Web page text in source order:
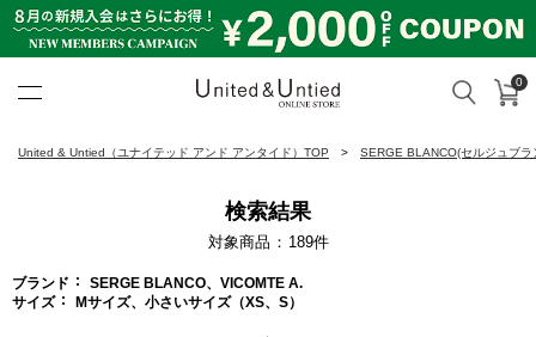
検索 カ
0
United & Untied（ユナイテッド アンド アンタイド）TOP SERGE BLANCO(セルジュブ
検索結果
対象商品 189件
ブランド
SERGE BLANCO、VICOMTE A.
サイズ
Mサイズ、小さいサイズ（XS、S）